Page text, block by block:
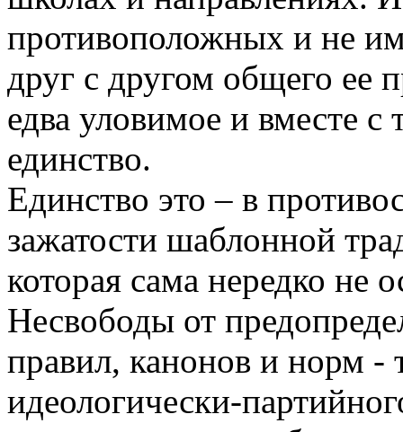
противоположных и не
друг с другом общего ее
едва уловимое и вместе
единство.
Единство это – в
зажатости шаблонной
которая сама нередко не
Несвободы от
правил, канонов и норм -
идеологически-